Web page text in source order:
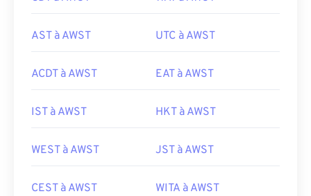
AST à AWST UTC à AWST
ACDT à AWST EAT à AWST
IST à AWST HKT à AWST
WEST à AWST JST à AWST
CEST à AWST WITA à AWST